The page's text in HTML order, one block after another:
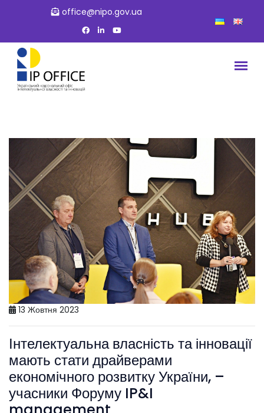
office@nipo.gov.ua
13 Жовтня 2023
Інтелектуальна власність та інновації
мають стати драйверами
економічного розвитку України, –
учасники Форуму IP&I